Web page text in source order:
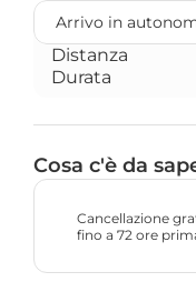
Distanza
Durata
Cosa c'è da
Cancellazione
fino a 72 ore